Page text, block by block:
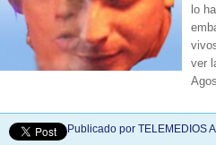
lo
ver
Publicado por TELEMEDIOS